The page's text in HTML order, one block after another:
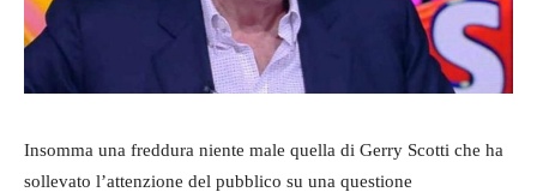
Insomma una freddura niente male quella di Gerry Scotti che ha
sollevato l’attenzione del pubblico su una questione